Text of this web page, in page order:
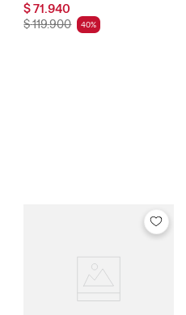
$71.940
$119.900 40%